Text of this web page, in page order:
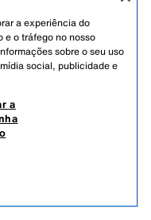
PESSOAL.
a experiência do
e o tráfego no nosso
sobre o seu uso
social, publicidade e
a